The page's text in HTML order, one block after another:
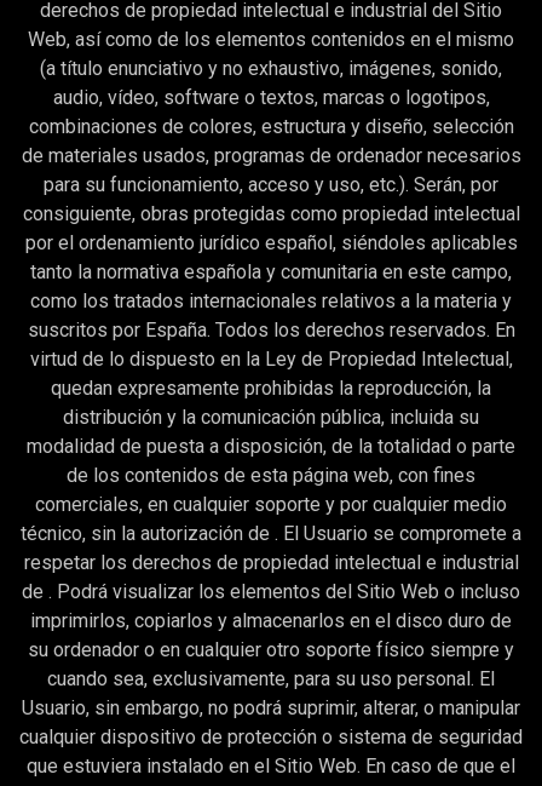
derechos de propiedad intelectual e industrial del Sitio
Web, así como de los elementos contenidos en el mismo
(a título enunciativo y no exhaustivo, imágenes, sonido,
audio, vídeo, software o textos, marcas o logotipos,
combinaciones de colores, estructura y diseño, selección
de materiales usados, programas de ordenador necesarios
para su funcionamiento, acceso y uso, etc.). Serán, por
consiguiente, obras protegidas como propiedad intelectual
por el ordenamiento jurídico español, siéndoles aplicables
tanto la normativa española y comunitaria en este campo,
como los tratados internacionales relativos a la materia y
suscritos por España. Todos los derechos reservados. En
virtud de lo dispuesto en la Ley de Propiedad Intelectual,
quedan expresamente prohibidas la reproducción, la
distribución y la comunicación pública, incluida su
modalidad de puesta a disposición, de la totalidad o parte
de los contenidos de esta página web, con fines
comerciales, en cualquier soporte y por cualquier medio
técnico, sin la autorización de . El Usuario se compromete a
respetar los derechos de propiedad intelectual e industrial
de . Podrá visualizar los elementos del Sitio Web o incluso
imprimirlos, copiarlos y almacenarlos en el disco duro de
su ordenador o en cualquier otro soporte físico siempre y
cuando sea, exclusivamente, para su uso personal. El
Usuario, sin embargo, no podrá suprimir, alterar, o manipular
cualquier dispositivo de protección o sistema de seguridad
que estuviera instalado en el Sitio Web. En caso de que el